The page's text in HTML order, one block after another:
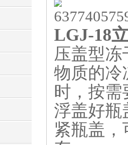
LGJ-18
压盖型
物质的冷
时，按需
浮盖好瓶
紧瓶盖